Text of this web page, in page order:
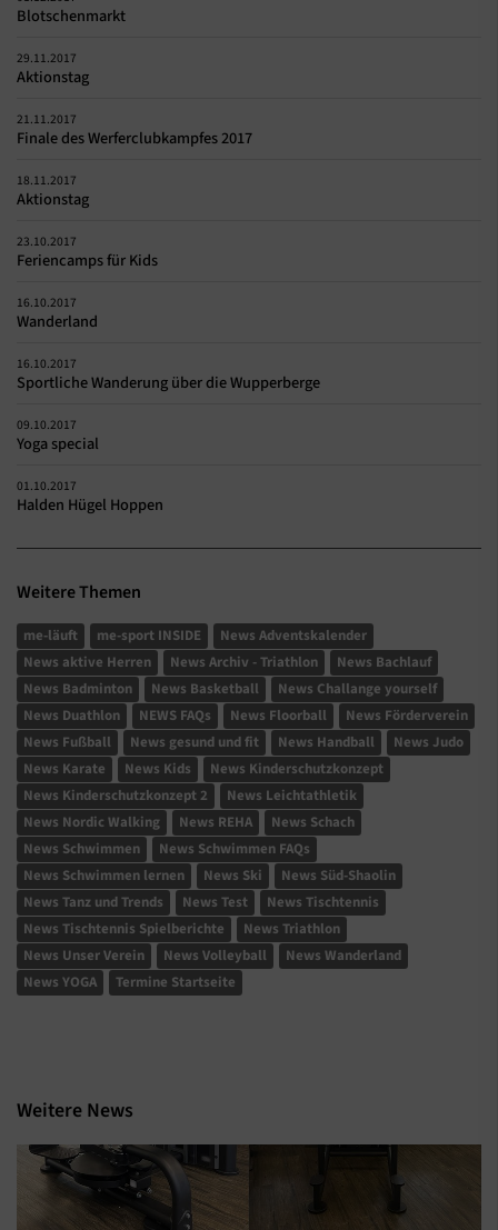
Blotschenmarkt
29.11.2017
Aktionstag
21.11.2017
Finale des Werferclubkampfes 2017
18.11.2017
Aktionstag
23.10.2017
Feriencamps für Kids
16.10.2017
Wanderland
16.10.2017
Sportliche Wanderung über die Wupperberge
09.10.2017
Yoga special
01.10.2017
Halden Hügel Hoppen
Weitere Themen
me-läuft me-sport INSIDE
News Adventskalender
News aktive Herren
News Archiv - Triathlon
News Bachlauf
News Badminton
News Basketball
News Challange yourself
News Duathlon
NEWS FAQs News Floorball
News Förderverein
News Fußball
News gesund und fit News Handball
News Judo
News Karate
News Kids
News Kinderschutzkonzept
News Kinderschutzkonzept 2
News Leichtathletik
News Nordic Walking
News REHA
News Schach
News Schwimmen
News Schwimmen FAQs
News Schwimmen lernen
News Ski
News Süd-Shaolin
News Tanz und Trends
News Test
News Tischtennis
News Tischtennis Spielberichte
News Triathlon
News Unser Verein
News Volleyball
News Wanderland
News YOGA
Termine Startseite
Weitere News